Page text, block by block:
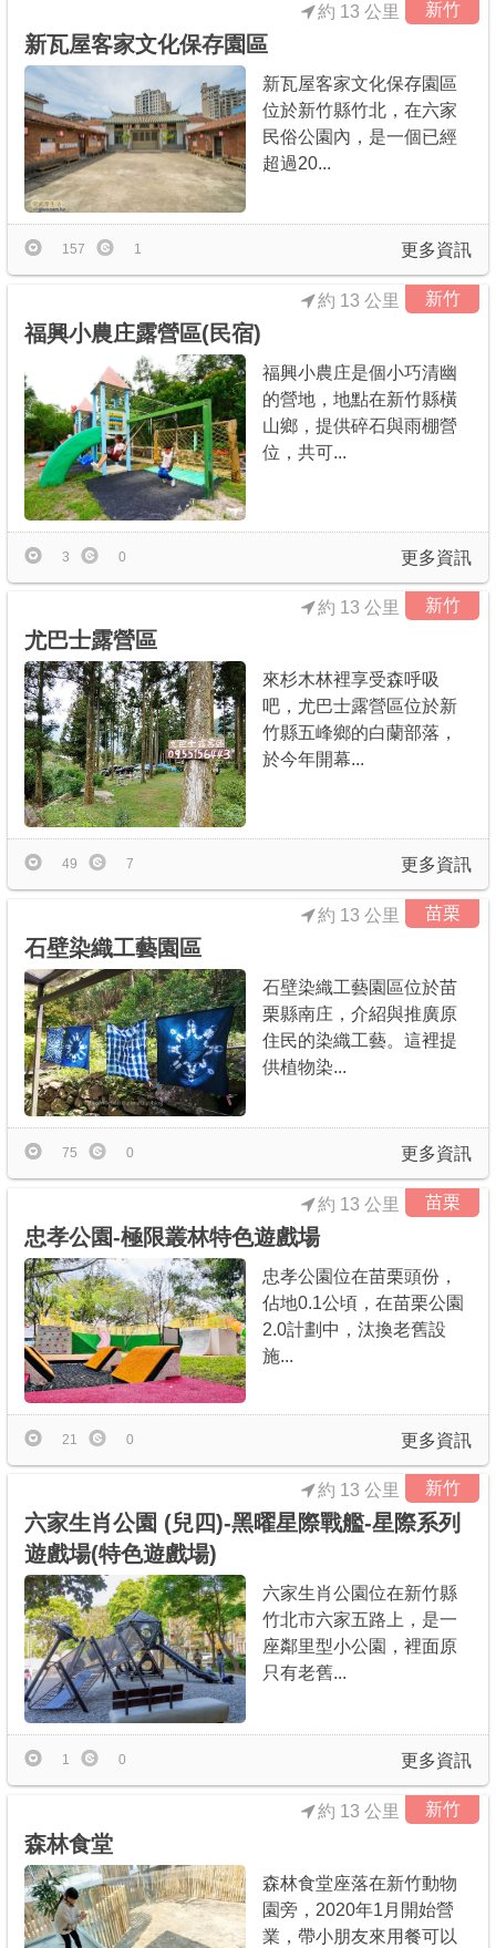
新竹
新瓦屋客家文化保存園區
約 13 公里
新瓦屋客家文化保存園區
位於新竹縣竹北，在六家
民俗公園內，是一個已經
超過20...
更多資訊
157 1
新竹
福興小農庄露營區(民宿)
約 13 公里
福興小農庄是個小巧清幽
的營地，地點在新竹縣橫
山鄉，提供碎石與雨棚營
位，共可...
更多資訊
3 0
新竹
尤巴士露營區
約 13 公里
來杉木林裡享受森呼吸
吧，尤巴士露營區位於新
竹縣五峰鄉的白蘭部落，
於今年開幕...
更多資訊
49 7
苗栗
石壁染織工藝園區
約 13 公里
石壁染織工藝園區位於苗
栗縣南庄，介紹與推廣原
住民的染織工藝。這裡提
供植物染...
更多資訊
75 0
苗栗
忠孝公園-極限叢林特色遊戲場
約 13 公里
忠孝公園位在苗栗頭份，
佔地0.1公頃，在苗栗公園
2.0計劃中，汰換老舊設
施...
更多資訊
21 0
新竹
六家生肖公園 (兒四)-黑曜星際戰艦-星際系列
遊戲場(特色遊戲場)
約 13 公里
六家生肖公園位在新竹縣
竹北市六家五路上，是一
座鄰里型小公園，裡面原
只有老舊...
更多資訊
1 0
新竹
森林食堂
約 13 公里
森林食堂座落在新竹動物
園旁，2020年1月開始營
業，帶小朋友來用餐可以